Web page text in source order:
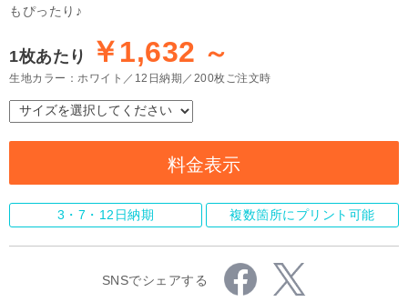
もぴったり♪
1枚あたり ￥1,632 ～
生地カラー：ホワイト 12日納期 200枚ご注文時
料金表示
3・7・12日納期 複数箇所にプリント可能
SNSでシェアする